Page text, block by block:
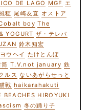
DE LAGO MGF エ
穂 尾崎友直 オストア
boy The
YOGURT ザ・テレパ
鈴木知宏
ウヘイ たけとんぼ
筒 T.V.not january 鉄
ルス ないあがらせっと
戦 haikarahakuti
BEACHES HIROYUKI
冬の踊り子